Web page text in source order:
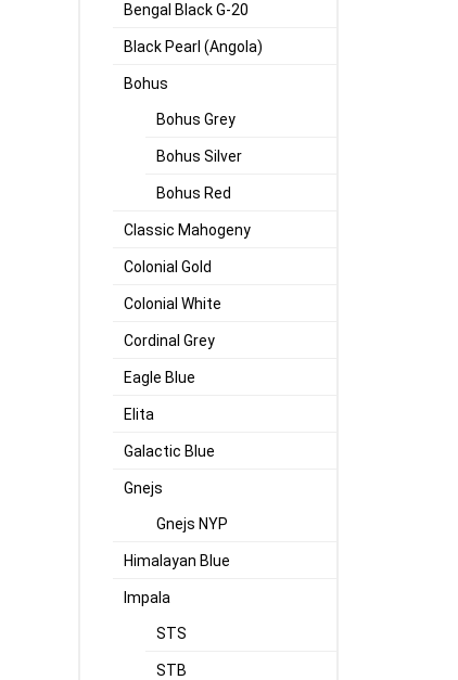
Bengal Black G-20
Black Pearl (Angola)
Bohus
Bohus Grey
Bohus Silver
Bohus Red
Classic Mahogeny
Colonial Gold
Colonial White
Cordinal Grey
Eagle Blue
Elita
Galactic Blue
Gnejs
Gnejs NYP
Himalayan Blue
Impala
STS
STB